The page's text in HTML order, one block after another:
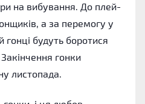
на вибування. До плей-
а за перемогу у
гонці будуть боротися
гонки
листопада.